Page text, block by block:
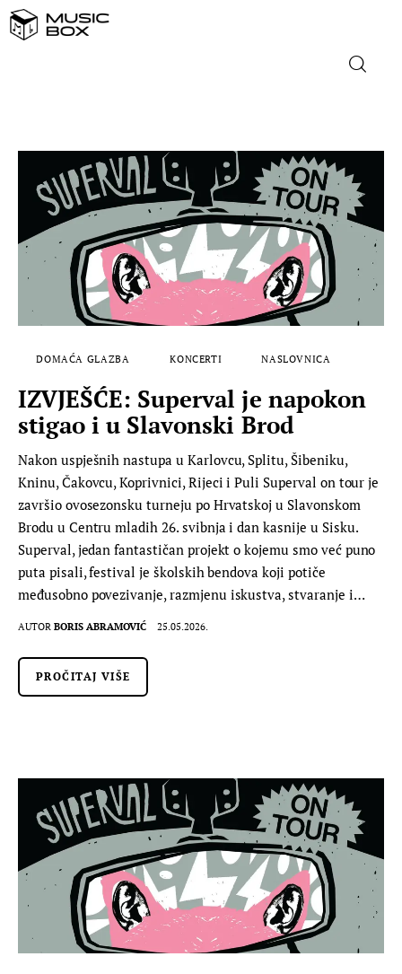
DOMAĆA GLAZBA
STRANA GLAZBA
FILM
MUSIC BOX
DOMAĆA GLAZBA KONCERTI NASLOVNICA
IZVJEŠĆE: Superval je napokon
stigao i u Slavonski Brod
Nakon uspješnih nastupa u Karlovcu, Splitu, Šibeniku,
Kninu, Čakovcu, Koprivnici, Rijeci i Puli Superval on tour je
završio ovosezonsku turneju po Hrvatskoj u Slavonskom
Brodu u Centru mladih 26. svibnja i dan kasnije u Sisku.
Superval, jedan fantastičan projekt o kojemu smo već puno
puta pisali, festival je školskih bendova koji potiče
međusobno povezivanje, razmjenu iskustva, stvaranje i…
AUTOR BORIS ABRAMOVIĆ 25.05.2026.
PROČITAJ VIŠE